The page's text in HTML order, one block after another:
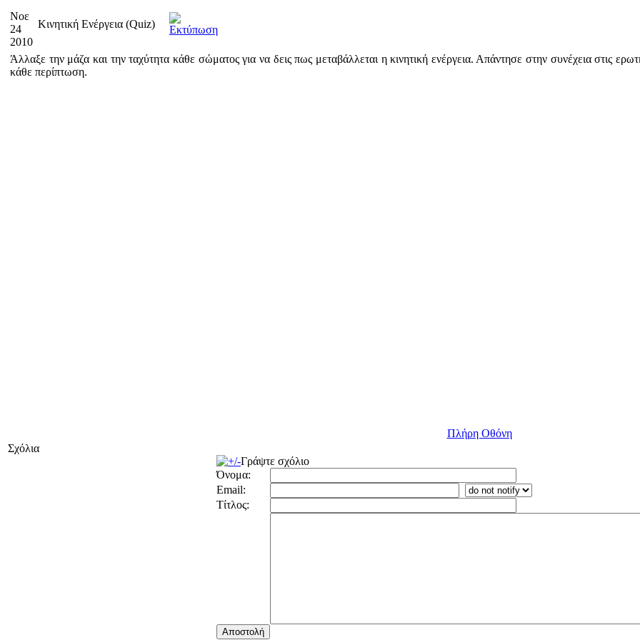
Νοε
24
2010
Κινητική Ενέργεια (Quiz)
Άλλαξε την μάζα και την ταχύτητα κάθε σώματος για να δεις πως μεταβάλλεται η κινητική ενέργεια. Απάντησε στην συνέχεια στις
κάθε περίπτωση.
Πλήρη Οθόνη
Σχόλια
Γράψτε σχόλιο
Όνομα:
Email:
Τίτλος: